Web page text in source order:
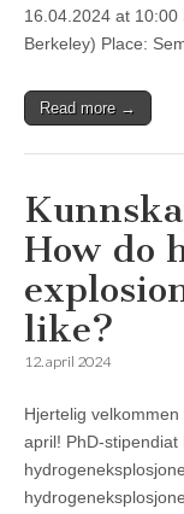
16.04.2024 at 10:00
Berkeley) Place:
Read more →
How do
like?
12. april 2024
Hjertelig
april! PhD-